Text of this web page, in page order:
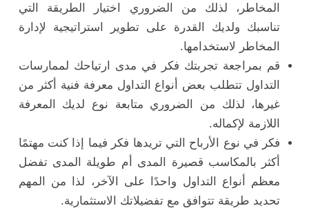
المخاطر، لذلك من الضروري اختيار الطريقة التي
تناسبك ولديك القدرة على تطوير استراتيجية لإدارة
المخاطر لاستخدامها.
قم بمراجعة تجربتك فكر في مدى ارتياحك لممارسات
التداول تتطلب بعض أنواع التداول معرفة فنية أكثر من
غيرها، لذلك من الضروري متابعة نوع لديك المعرفة
اللازمة لإكماله.
فكر في نوع الأرباح التي تريدها فكر فيما إذا كنت مهتمًا
أكثر بالمكاسب قصيرة المدى أم طويلة المدى تفضل
معظم أنواع التداول واحدًا على الآخر، لذا من المهم
تحديد طريقة تتوافق مع تفضيلاتك الاستثمارية.